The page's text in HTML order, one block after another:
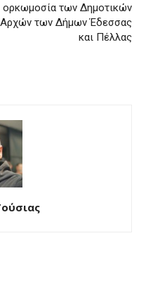
ορκωμοσία των Δημοτικών
Αρχών των Δήμων Έδεσσας
και Πέλλας